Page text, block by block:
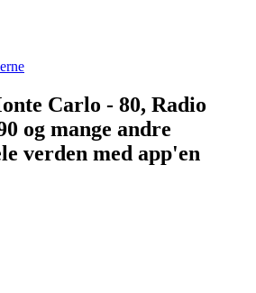
Carlo - 80, Radio
og mange andre
verden med app'en